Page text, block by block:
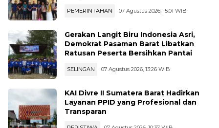
PEMERINTAHAN 07 Agustus 2026, 15:01 WIB
Gerakan Langit Biru Indonesia Asri,
Demokrat Pasaman Barat Libatkan
Ratusan Peserta Bersihkan Pantai
SELINGAN 07 Agustus 2026, 13:26 WIB
KAI Divre II Sumatera Barat Hadirkan
Layanan PPID yang Profesional dan
Transparan